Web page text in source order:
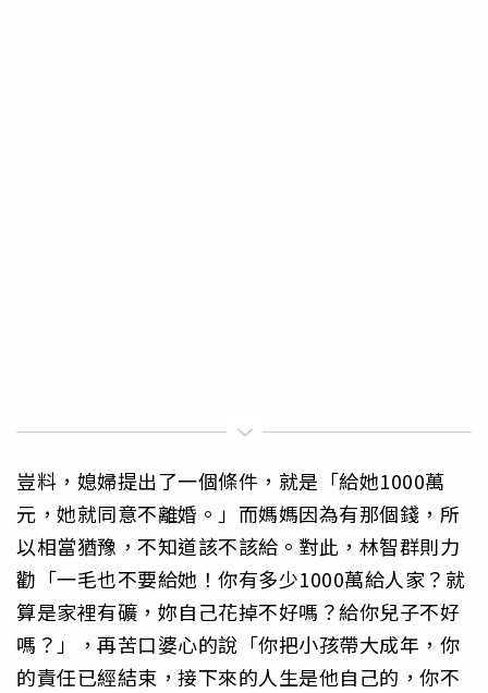
豈料，媳婦提出了一個條件，就是「給她1000萬
元，她就同意不離婚。」而媽媽因為有那個錢，所
以相當猶豫，不知道該不該給。對此，林智群則力
勸「一毛也不要給她！你有多少1000萬給人家？就
算是家裡有礦，妳自己花掉不好嗎？給你兒子不好
嗎？」，再苦口婆心的說「你把小孩帶大成年，你
的責任已經結束，接下來的人生是他自己的，你不